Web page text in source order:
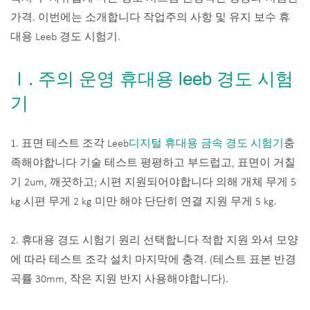
가격. 이번에는 소개합니다 작업주의 사항 및 유지 보수 휴
대용 Leeb 경도 시험기.
Ⅰ. 주의 운영 휴대용 leeb 경도 시험
기
1. 표면 테스트 조각 Leeb디지털 휴대용 금속 경도 시험기 충
족해야합니다 기술 테스트 평평하고 부드럽고, 표면이 거칠
기 2um, 깨끗하고; 시편 지원되어야합니다 의해 개체 무게 5
kg 시편 무게 2 kg 미만 해야 단단히 연결 지원 무게 5 kg.
2. 휴대용 경도 시험기 원리 선택합니다 적합 지원 와셔 모양
에 따라 테스트 조각 설치 마지막에 충격. (테스트 표본 반경
곡률 30mm, 작은 지원 반지 사용해야합니다).